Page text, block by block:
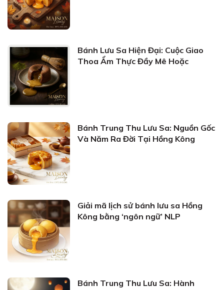
Bánh Lưu Sa Hiện Đại: Cuộc Giao
Thoa Ẩm Thực Đầy Mê Hoặc
Bánh Trung Thu Lưu Sa: Nguồn Gốc
Và Năm Ra Đời Tại Hồng Kông
Giải mã lịch sử bánh lưu sa Hồng
Kông bằng ‘ngôn ngữ’ NLP
Bánh Trung Thu Lưu Sa: Hành